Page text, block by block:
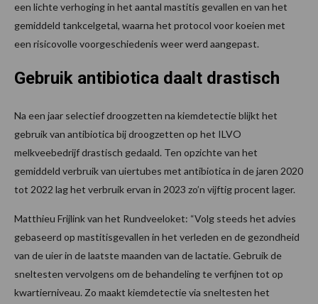
een lichte verhoging in het aantal mastitis gevallen en van het
gemiddeld tankcelgetal, waarna het protocol voor koeien met
een risicovolle voorgeschiedenis weer werd aangepast.
Gebruik antibiotica daalt drastisch
Na een jaar selectief droogzetten na kiemdetectie blijkt het
gebruik van antibiotica bij droogzetten op het ILVO
melkveebedrijf drastisch gedaald. Ten opzichte van het
gemiddeld verbruik van uiertubes met antibiotica in de jaren 2020
tot 2022 lag het verbruik ervan in 2023 zo’n vijftig procent lager.
Matthieu Frijlink van het Rundveeloket: “Volg steeds het advies
gebaseerd op mastitisgevallen in het verleden en de gezondheid
van de uier in de laatste maanden van de lactatie. Gebruik de
sneltesten vervolgens om de behandeling te verfijnen tot op
kwartierniveau. Zo maakt kiemdetectie via sneltesten het